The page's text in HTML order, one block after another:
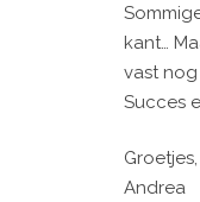
kant…
vast
Succes
Groetjes,
Andrea